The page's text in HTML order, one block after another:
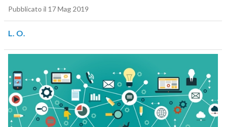
Pubblicato il 17 Mag 2019
L. O.